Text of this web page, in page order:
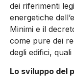
dei riferimenti
energetiche
Minimi e il
come pure dei
degli edifici, quali
Lo sviluppo del